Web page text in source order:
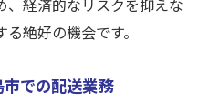
軽貨物ドライバーとし
経済的なリスクを抑えな
絶好の機会です。
での配送業務